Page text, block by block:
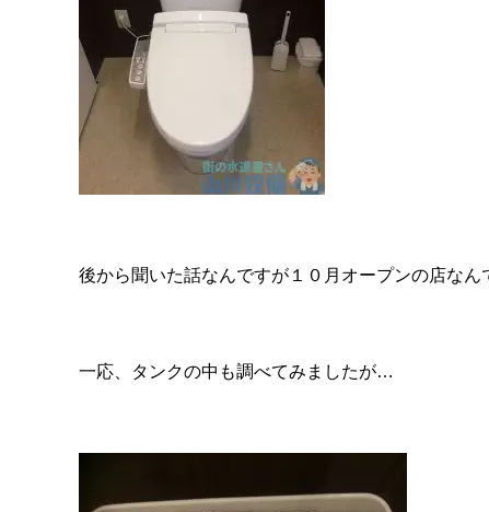
後から聞いた話なんですが１０月オープンの店な
一応、タンクの中も調べてみましたが…